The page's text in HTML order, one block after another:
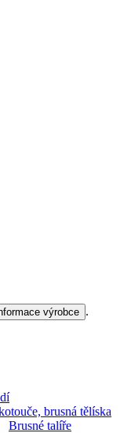
výrobce .
brusná tělíska
Brusné talíře